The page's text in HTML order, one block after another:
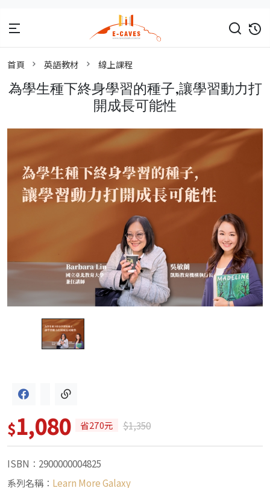
首頁 英語教材 線上課程
為學生種下終身學習的種子,讓學習動力打
開成長可能性
$1,080 省270元 $1,350
ISBN：2900000004825
系列名稱： Learn More Galaxy